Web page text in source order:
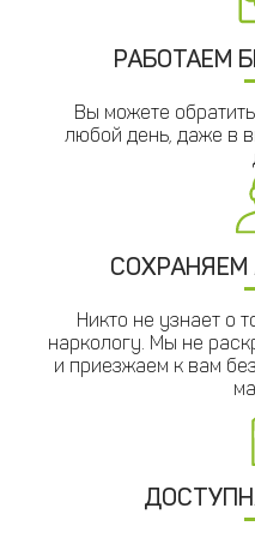
РАБОТАЕМ
Вы можете
любой день, даже в
Никто не узнает о
наркологу. Мы не
и приезжаем к вам